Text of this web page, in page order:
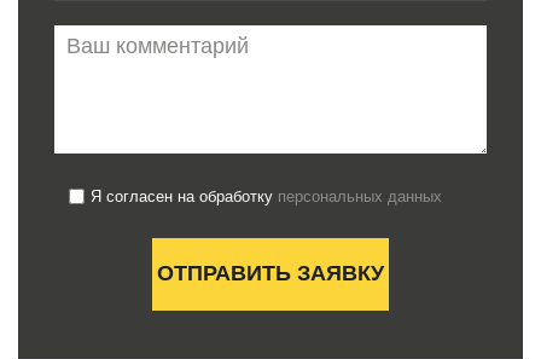
Я согласен на обработку персональных данных